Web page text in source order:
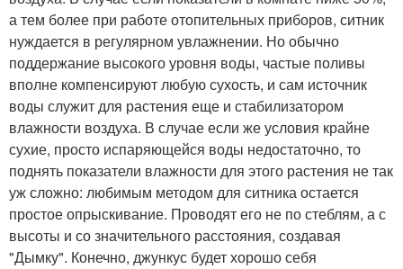
а тем более при работе отопительных приборов, ситник
нуждается в регулярном увлажнении. Но обычно
поддержание высокого уровня воды, частые поливы
вполне компенсируют любую сухость, и сам источник
воды служит для растения еще и стабилизатором
влажности воздуха. В случае если же условия крайне
сухие, просто испаряющейся воды недостаточно, то
поднять показатели влажности для этого растения не так
уж сложно: любимым методом для ситника остается
простое опрыскивание. Проводят его не по стеблям, а с
высоты и со значительного расстояния, создавая
"Дымку". Конечно, джункус будет хорошо себя